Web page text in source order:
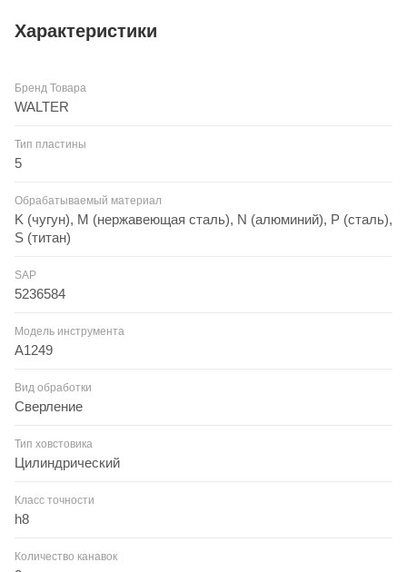
Характеристики
Бренд Товара
WALTER
Тип пластины
5
Обрабатываемый материал
K (чугун), M (нержавеющая сталь), N (алюминий), P (сталь),
S (титан)
SAP
5236584
Модель инструмента
A1249
Вид обработки
Сверление
Тип ховстовика
Цилиндрический
Класс точности
h8
Количество канавок